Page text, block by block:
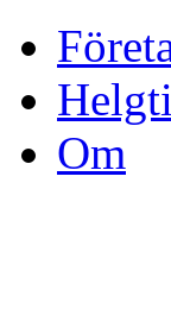
Om